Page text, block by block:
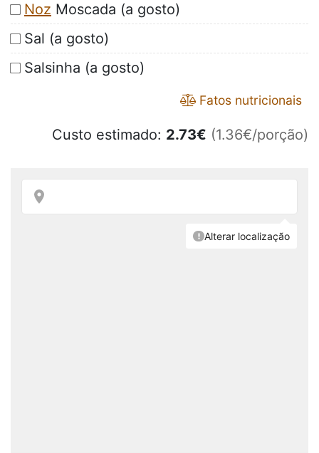
Noz Moscada (a gosto)
Sal (a gosto)
Salsinha (a gosto)
Fatos nutricionais
Custo estimado: 2.73€ (1.36€/porção)